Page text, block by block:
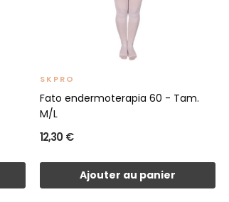
SKPRO
Fato endermoterapia 60 - Tam.
M/L
12,30 €
Ajouter au panier